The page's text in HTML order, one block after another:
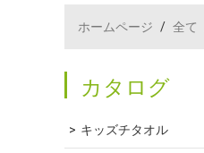
ホームページ / 全て
カタログ
キッズチタオル